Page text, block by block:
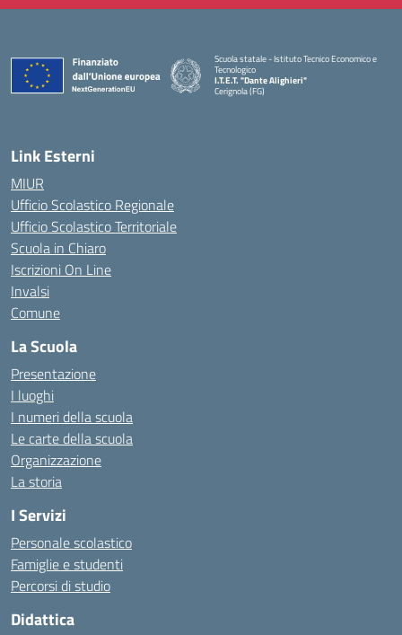
Scuola statale - Istituto Tecnico Economico e
Tecnologico
I.T.E.T. "Dante Alighieri"
Cerignola (FG)
— Visita la pagina iniziale della scuola
Link Esterni
MIUR
Ufficio Scolastico Regionale
Ufficio Scolastico Territoriale
Scuola in Chiaro
Iscrizioni On Line
Invalsi
Comune
La Scuola
Presentazione
I luoghi
I numeri della scuola
Le carte della scuola
Organizzazione
La storia
I Servizi
Personale scolastico
Famiglie e studenti
Percorsi di studio
Didattica